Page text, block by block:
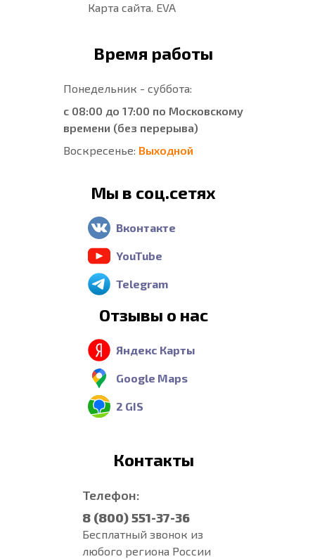
Карта сайта. EVA
Время работы
Понедельник - суббота:
с 08:00 до 17:00 по Московскому
времени (без перерыва)
Воскресенье: Выходной
Мы в соц.сетях
Вконтакте
YouTube
Telegram
Отзывы о нас
Яндекс Карты
Google Maps
2 GIS
Контакты
Телефон:
8 (800) 551-37-36
Бесплатный звонок из
любого региона России